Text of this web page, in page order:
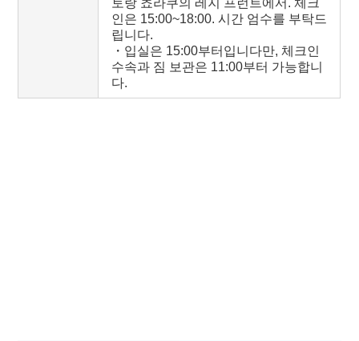
인은 15:00~18:00. 시간 엄수를 부탁드
립니다.
・입실은 15:00부터입니다만, 체크인
수속과 짐 보관은 11:00부터 가능합니
다.